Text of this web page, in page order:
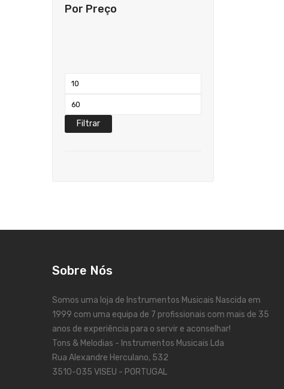
Por Preço
Preço
Preço
máximo
Filtrar
Sobre Nós
Somos uma loja de Instrumentos Musicais Nascida em
1999 com uma equipa de 7 profissionais com mais de 35
anos de experiência para o servir e aconselhar!
Tons & Melodias - Instrumentos Musicais Lda
Rua Alexandre Herculano, 532
3510-035 VISEU - PORTUGAL